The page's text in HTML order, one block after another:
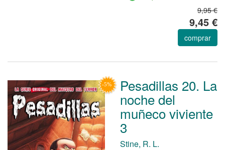
9,95 €
9,45 €
comprar
Pesadillas 20. La
noche del
muñeco viviente
3
Stine, R. L.